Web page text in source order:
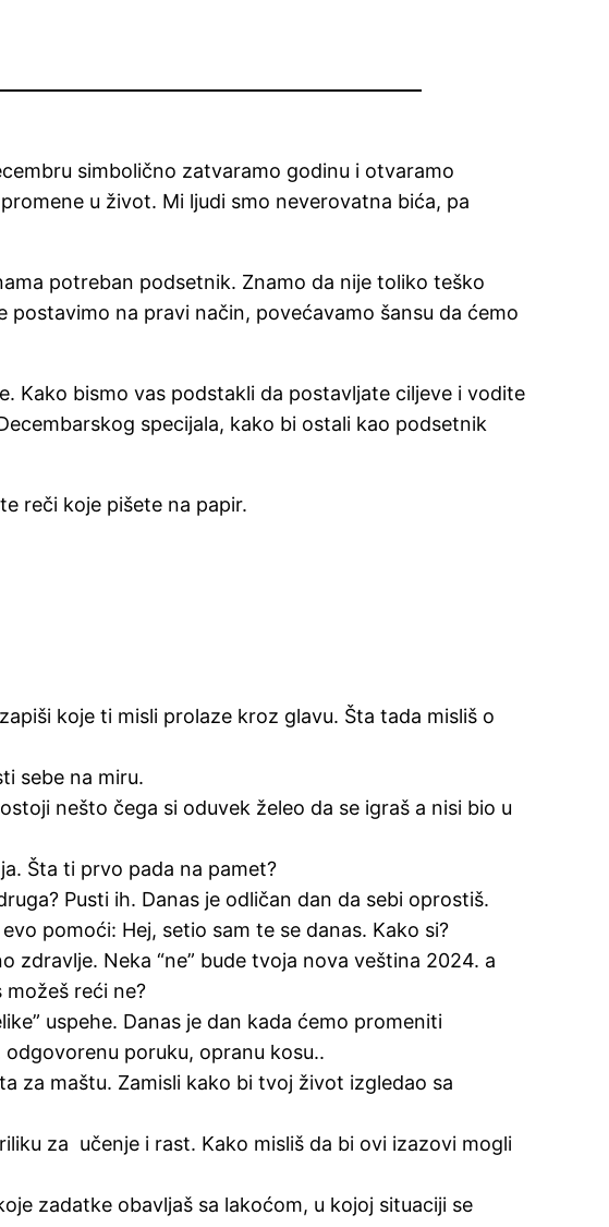
simbolično zatvaramo godinu i otvaramo
u život. Mi ljudi smo neverovatna bića, pa
potreban podsetnik. Znamo da nije toliko teško
na pravi način, povećavamo šansu da ćemo
Kako bismo vas podstakli da postavljate ciljeve i vodite
specijala, kako bi ostali kao podsetnik
reči koje pišete na papir.
koje ti misli prolaze kroz glavu. Šta tada misliš o
sebe na miru.
nešto čega si oduvek želeo da se igraš a nisi bio u
Šta ti prvo pada na pamet?
Pusti ih. Danas je odličan dan da sebi oprostiš.
pomoći: Hej, setio sam te se danas. Kako si?
zdravlje. Neka “ne” bude tvoja nova veština 2024. a
možeš reći ne?
uspehe. Danas je dan kada ćemo promeniti
poruku, opranu kosu..
za maštu. Zamisli kako bi tvoj život izgledao sa
za učenje i rast. Kako misliš da bi ovi izazovi mogli
zadatke obavljaš sa lakoćom, u kojoj situaciji se